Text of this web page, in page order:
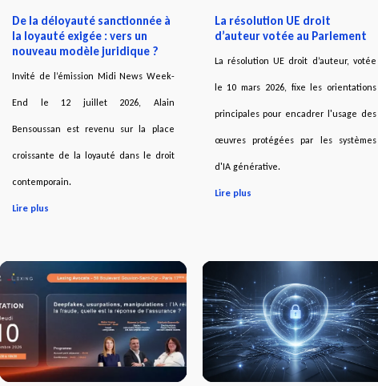
De la déloyauté sanctionnée à
la loyauté exigée : vers un
nouveau modèle juridique ?
Invité de l’émission Midi News Week-
End le 12 juillet 2026, Alain
Bensoussan est revenu sur la place
croissante de la loyauté dans le droit
contemporain.
Lire plus
La résolution UE droit
d’auteur votée au Parlement
La résolution UE droit d’auteur, votée
le 10 mars 2026, fixe les orientations
principales pour encadrer l'usage des
œuvres protégées par les systèmes
d'IA générative.
Lire plus